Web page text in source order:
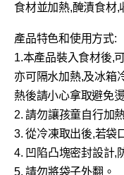
食材並加熱,醃漬食材,
產品特色和使用方式:
1.本產品裝入食材後,
亦可隔水加熱,及冰箱
熱後請小心拿取避免
2. 請勿讓孩童自行加
3. 從冷凍取出後,若袋
4. 凹陷凸塊密封設計,
5. 請勿將袋子外翻。